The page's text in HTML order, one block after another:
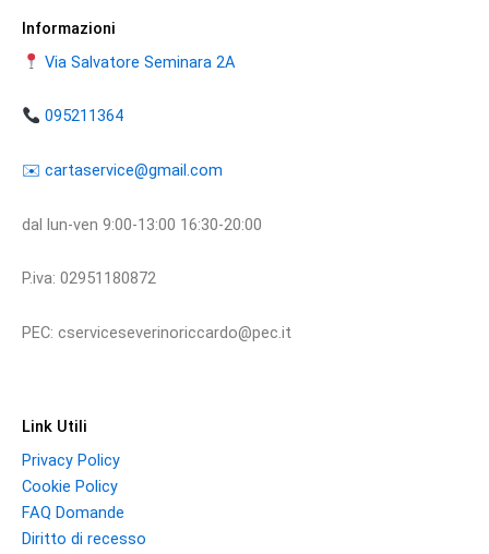
Informazioni
Via Salvatore Seminara 2A
095211364
​​✉️ ​cartaservice@gmail.com
dal lun-ven 9:00-13:00 16:30-20:00
P.iva: 02951180872
PEC: cserviceseverinoriccardo@pec.it
Link Utili
Privacy Policy
Cookie Policy
FAQ Domande
Diritto di recesso